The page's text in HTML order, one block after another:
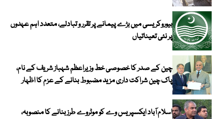
بیوروکریسی میں بڑے پیمانے پر تقرر و تبادلے، متعدد اہم عہدوں
پر نئی تعیناتیاں
چین کے صدر کا خصوصی خط وزیراعظم شہباز شریف کے نام،
پاک چین شراکت داری مزید مضبوط بنانے کے عزم کا اظہار
اسلام آباد ایکسپریس وے کو موٹروے طرز بنانے کا منصوبہ،